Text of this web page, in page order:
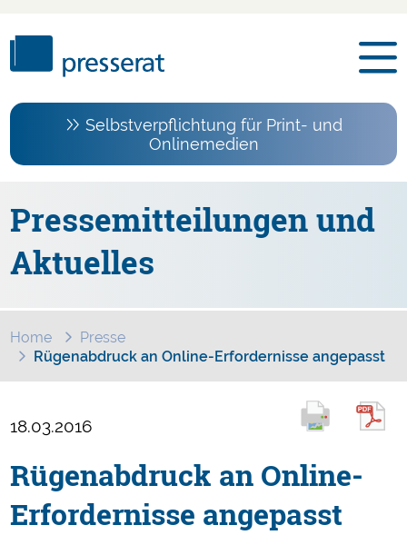
Selbstverpflichtung für Print- und
Onlinemedien
Pressemitteilungen und
Aktuelles
Home
Presse
Rügenabdruck an Online-Erfordernisse angepasst
18.03.2016
Rügenabdruck an Online-
Erfordernisse angepasst